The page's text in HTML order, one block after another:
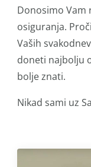
Donosimo Vam
osiguranja.
Vaših
doneti najbolju
bolje znati.
Nikad sami uz